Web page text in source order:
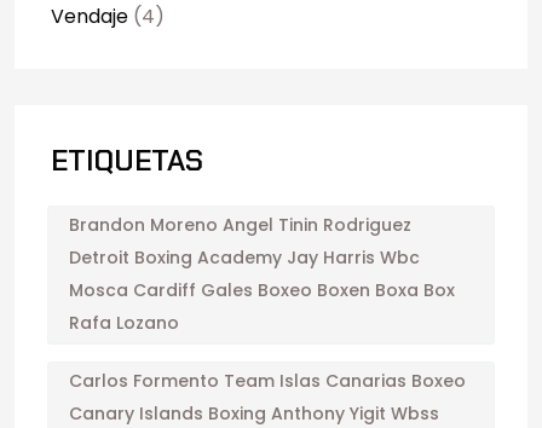
Vendaje (4)
ETIQUETAS
Brandon Moreno Angel Tinin Rodriguez
Detroit Boxing Academy Jay Harris Wbc
Mosca Cardiff Gales Boxeo Boxen Boxa Box
Rafa Lozano
Carlos Formento Team Islas Canarias Boxeo
Canary Islands Boxing Anthony Yigit Wbss